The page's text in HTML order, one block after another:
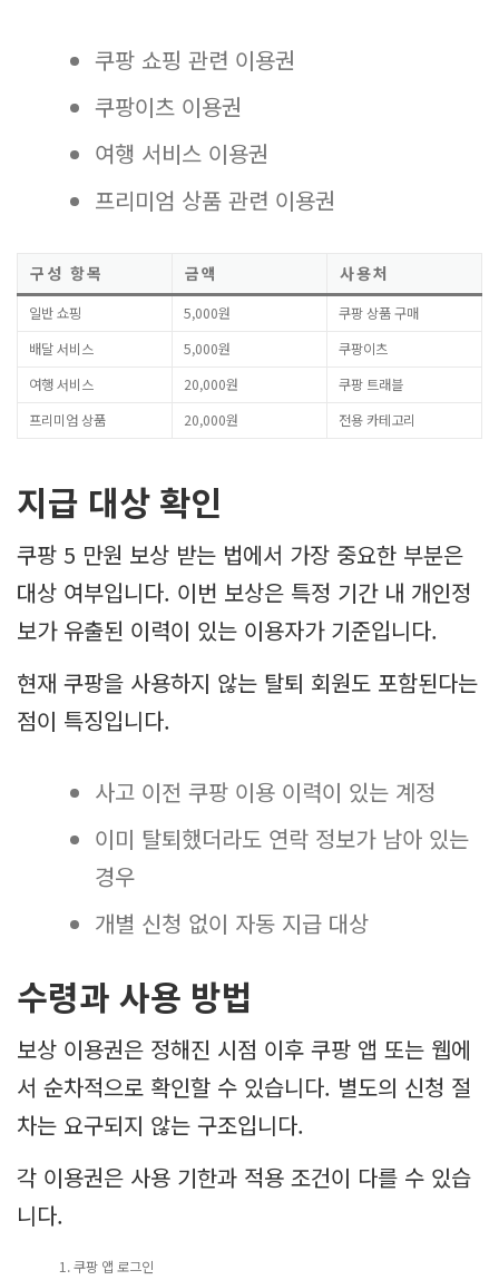
쿠팡 쇼핑 관련 이용권
쿠팡이츠 이용권
여행 서비스 이용권
프리미엄 상품 관련 이용권
구성 항목 금액 사용처
일반 쇼핑 5,000원
쿠팡 상품 구매
배달 서비스
5,000원
쿠팡이츠
여행 서비스
20,000원
쿠팡 트래블
프리미엄 상품
20,000원 전용 카테고리
지급 대상 확인
쿠팡 5 만원 보상 받는 법에서 가장 중요한 부분은
대상 여부입니다. 이번 보상은 특정 기간 내 개인정
보가 유출된 이력이 있는 이용자가 기준입니다.
현재 쿠팡을 사용하지 않는 탈퇴 회원도 포함된다는
점이 특징입니다.
사고 이전 쿠팡 이용 이력이 있는 계정
이미 탈퇴했더라도 연락 정보가 남아 있는
경우
개별 신청 없이 자동 지급 대상
수령과 사용 방법
보상 이용권은 정해진 시점 이후 쿠팡 앱 또는 웹에
서 순차적으로 확인할 수 있습니다. 별도의 신청 절
차는 요구되지 않는 구조입니다.
각 이용권은 사용 기한과 적용 조건이 다를 수 있습
니다.
쿠팡 앱 로그인